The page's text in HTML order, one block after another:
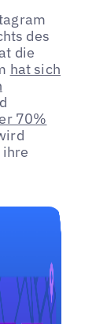
des
die
hat sich
70%